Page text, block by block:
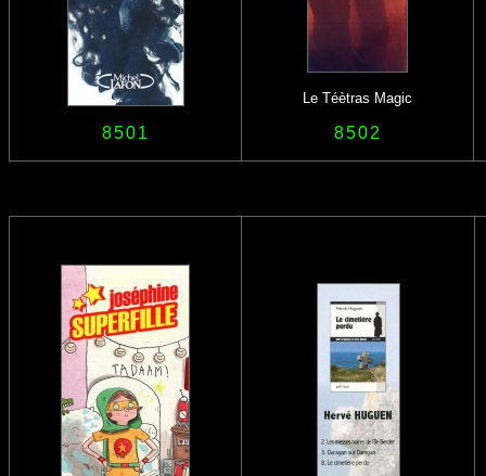
Le Téètras Magic
8501 8502